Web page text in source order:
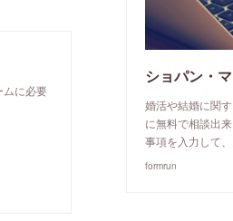
ムに必要
婚活や結婚に関
に無料で相談出
事項を入力して
formrun